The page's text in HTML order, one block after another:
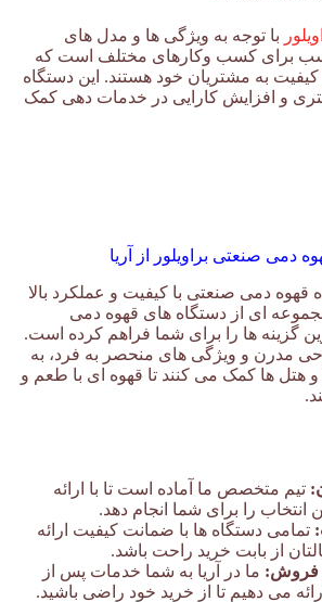
با توجه به ویژگی ها و مدل های
برای کسب وکارهای مختلف است که
کیفیت به مشتریان خود هستند. این دستگاه
و افزایش کارایی در خدمات دهی کمک
دمی صنعتی براویلور از آریا
قهوه دمی صنعتی با کیفیت و عملکرد بالا
مجموعه ای از دستگاه های قهوه دمی
گزینه ها را برای شما فراهم کرده است.
مدرن و ویژگی های منحصر به فرد، به
و هتل ها کمک می کنند تا قهوه ای با طعم و
تیم متخصص ما آماده است تا با ارائه
انتخاب را برای شما انجام دهد.
تمامی دستگاه ها با ضمانت کیفیت ارائه
از بابت خرید راحت باشد.
فروش: ما در آریا به شما خدمات پس از
می دهیم تا از خرید خود راضی باشید.